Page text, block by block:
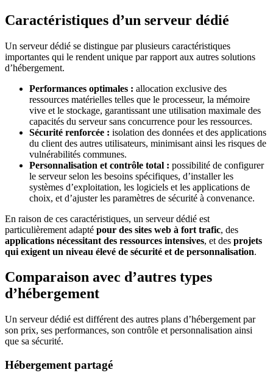
Caractéristiques d’un serveur dédié
Un serveur dédié se distingue par plusieurs caractéristiques
importantes qui le rendent unique par rapport aux autres solutions
d’hébergement.
Performances optimales : allocation exclusive des
ressources matérielles telles que le processeur, la mémoire
vive et le stockage, garantissant une utilisation maximale des
capacités du serveur sans concurrence pour les ressources.
Sécurité renforcée : isolation des données et des applications
du client des autres utilisateurs, minimisant ainsi les risques de
vulnérabilités communes.
Personnalisation et contrôle total : possibilité de configurer
le serveur selon les besoins spécifiques, d’installer les
systèmes d’exploitation, les logiciels et les applications de
choix, et d’ajuster les paramètres de sécurité à convenance.
En raison de ces caractéristiques, un serveur dédié est
particulièrement adapté pour des sites web à fort trafic, des
applications nécessitant des ressources intensives, et des projets
qui exigent un niveau élevé de sécurité et de personnalisation.
Comparaison avec d’autres types
d’hébergement
Un serveur dédié est différent des autres plans d’hébergement par
son prix, ses performances, son contrôle et personnalisation ainsi
que sa sécurité.
Hébergement partagé